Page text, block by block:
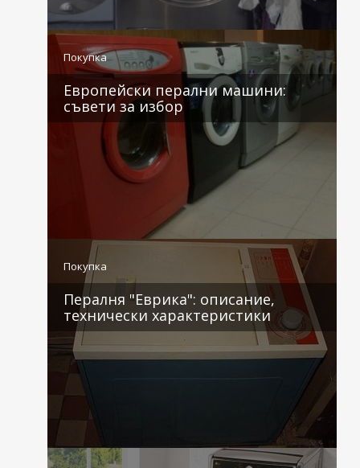
3 коментара
Покупка
Европейски перални машини:
съвети за избор
3 коментара
Покупка
Пералня "Еврика": описание,
технически характеристики
2 коментара